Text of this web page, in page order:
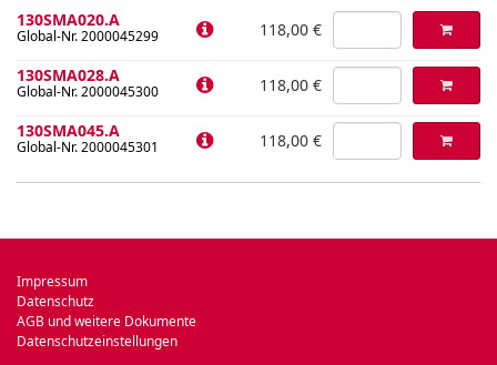
130SMA020.A
Global-Nr. 2000045299 118,00 €
130SMA028.A
Global-Nr. 2000045300 118,00 €
130SMA045.A
Global-Nr. 2000045301 118,00 €
Impressum
Datenschutz
AGB und weitere Dokumente
Datenschutzeinstellungen